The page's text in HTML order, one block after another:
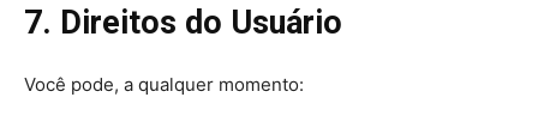
7. Direitos do Usuário
Você pode, a qualquer momento: